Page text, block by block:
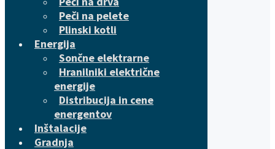
Peči na pelete
Plinski kotli
Energija
Sončne elektrarne
Hranilniki električne
energije
Distribucija in cene
energentov
Inštalacije
Gradnja